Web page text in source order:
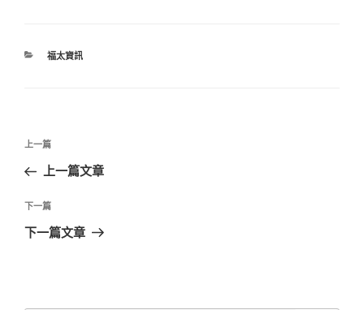
分
福太資訊
文
導
覽
上
一
文
章
上一篇
上一篇文章
下
一
下一篇
下一篇文章